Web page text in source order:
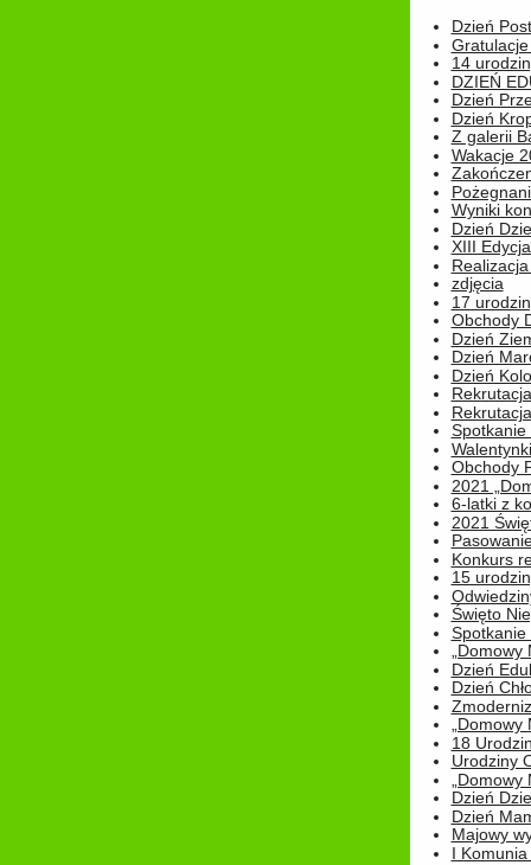
Dzień
14
DZIEŃ
Dzień
Dzień
Z galerii
Wakacje
Wyniki
Dzień
XIII
zdjęcia
17
Obchody
Dzień
Dzień
Dzień
Rekrutacja
Spotkanie
Obchody
2021
6-latki z
2021
Konkurs
15
Święto
Spotkanie
Dzień
Dzień
18
Urodziny
Dzień
Dzień
Majowy
I